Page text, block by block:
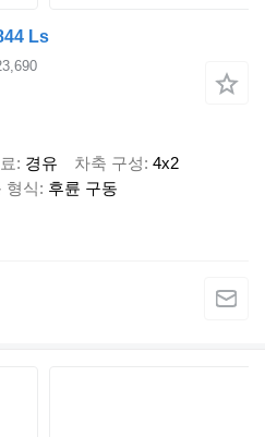
Ls
경유 차축 구성 4x2
형식 후륜 구동